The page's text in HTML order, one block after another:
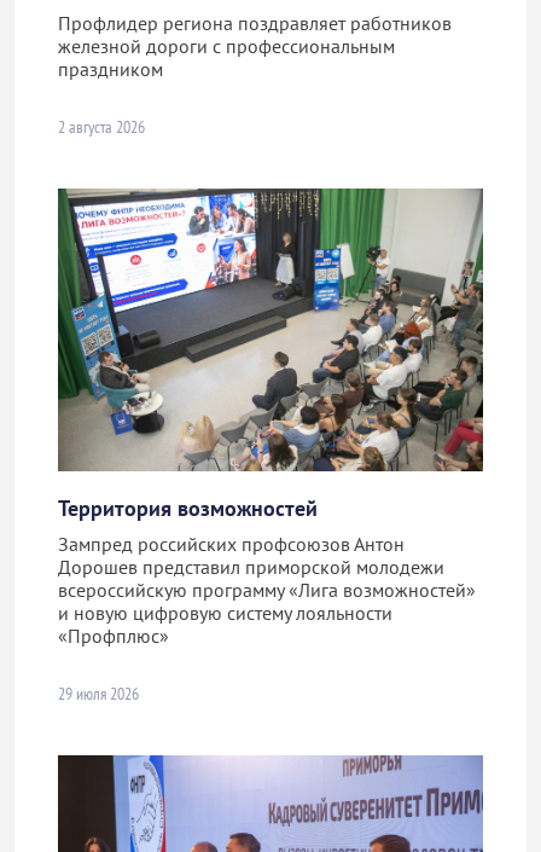
Профлидер региона поздравляет работников
железной дороги с профессиональным
праздником
2 августа 2026
Территория возможностей
Зампред российских профсоюзов Антон
Дорошев представил приморской молодежи
всероссийскую программу «Лига возможностей»
и новую цифровую систему лояльности
«Профплюс»
29 июля 2026